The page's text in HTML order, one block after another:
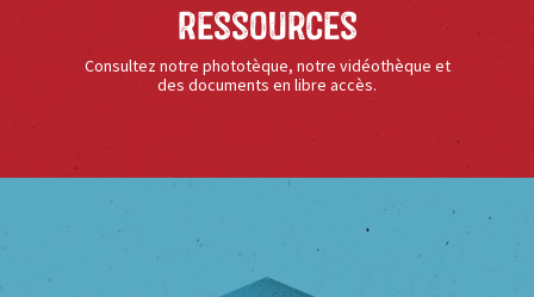
Ressources
Consultez notre phototèque, notre vidéothèque et
des documents en libre accès.